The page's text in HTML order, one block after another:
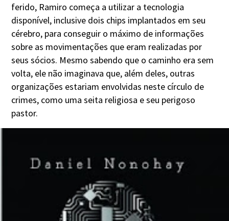
ferido, Ramiro começa a utilizar a tecnologia
disponível, inclusive dois chips implantados em seu
cérebro, para conseguir o máximo de informações
sobre as movimentações que eram realizadas por
seus sócios. Mesmo sabendo que o caminho era sem
volta, ele não imaginava que, além deles, outras
organizações estariam envolvidas neste círculo de
crimes, como uma seita religiosa e seu perigoso
pastor.